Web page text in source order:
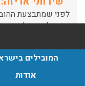
ברמה הגבוהה
הובלות בתל
המובילים
אודות